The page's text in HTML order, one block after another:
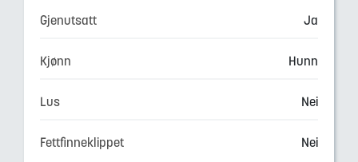
Gjenutsatt Ja
Kjønn Hunn
Lus Nei
Fettfinneklippet Nei